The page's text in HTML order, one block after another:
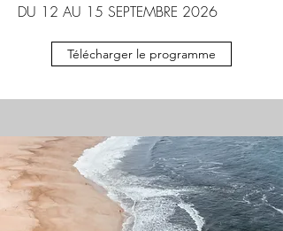
DU 12 AU 15 SEPTEMBRE 2026
Télécharger le programme